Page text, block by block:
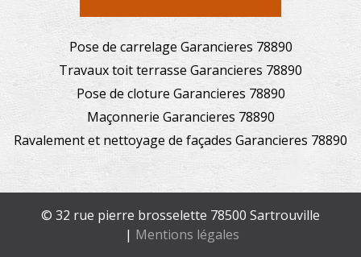
Pose de carrelage Garancieres 78890
Travaux toit terrasse Garancieres 78890
Pose de cloture Garancieres 78890
Maçonnerie Garancieres 78890
Ravalement et nettoyage de façades Garancieres 78890
© 32 rue pierre brosselette 78500 Sartrouville
| Mentions légales